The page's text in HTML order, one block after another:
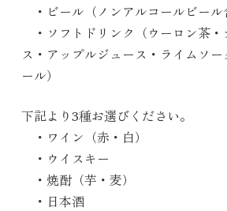
・ビール（ノンアルコールビール
・ソフトドリンク（ウーロン茶・
ス・アップルジュース・ライムソ
ール）
下記より3種お選びください。
・ワイン（赤・白）
・ウイスキー
・焼酎（芋・麦）
・日本酒